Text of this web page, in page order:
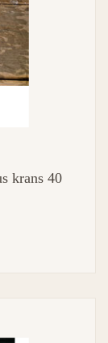
krans 40